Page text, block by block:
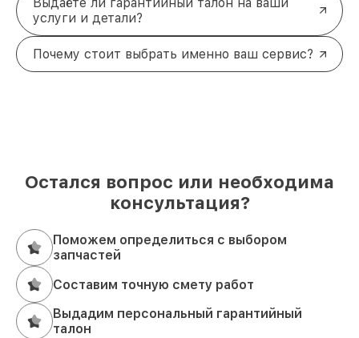
услуги и детали?
Почему стоит выбрать именно ваш сервис?
Остался вопрос или необходима
консультация?
Поможем определиться с выбором
запчастей
Составим точную смету работ
Выдадим персональный гарантийный
талон